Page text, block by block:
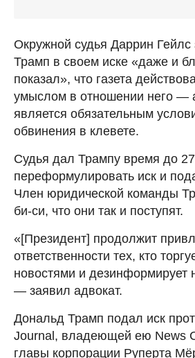
Окружной судья Даррин Гейлс
Трамп в своем иске «даже и
показал», что газета
умыслом в отношении него —
является обязательным
обвинения в клевете.
Судья дал Трампу время до
переформулировать иск и
Член юридической команды
би-си, что они так и поступят.
«[Президент] продолжит
ответственности тех, кто
новостями и дезинформирует
— заявил адвокат.
Дональд Трамп подал иск
Journal, владеющей ею News
главы корпорации Руперта